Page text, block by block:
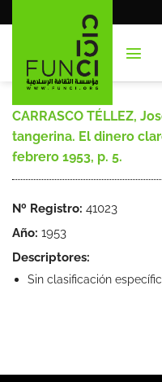
al
CARRASCO TÉLLEZ,
tangerina. El dinero
febrero 1953, p. 5.
Nº Registro: 41023
Año: 1953
Descriptores:
Sin clasificación